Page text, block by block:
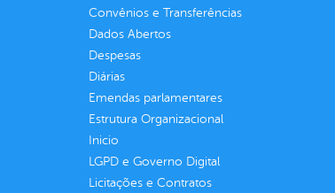
Convênios e Transferências
Dados Abertos
Despesas
Diárias
Emendas parlamentares
Estrutura Organizacional
Inicio
LGPD e Governo Digital
Licitações e Contratos